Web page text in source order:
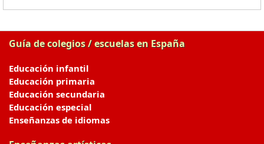
Guía de colegios / escuelas en España
Educación infantil
Educación primaria
Educación secundaria
Educación especial
Enseñanzas de idiomas